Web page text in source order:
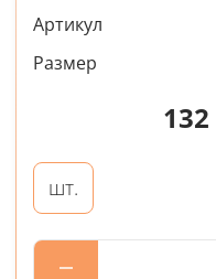
Артикул
Размер
132
шт.